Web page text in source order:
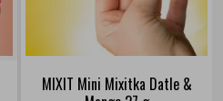
MIXIT Mini Mixitka Datle &